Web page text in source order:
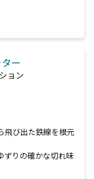
ー
ョン
飛び出た鉄線を根元
ずりの確かな切れ味